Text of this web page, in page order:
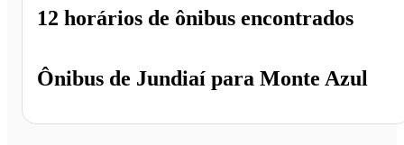
Ônibus de Jundiaí para Monte Azul
12 horários de ônibus encontrados